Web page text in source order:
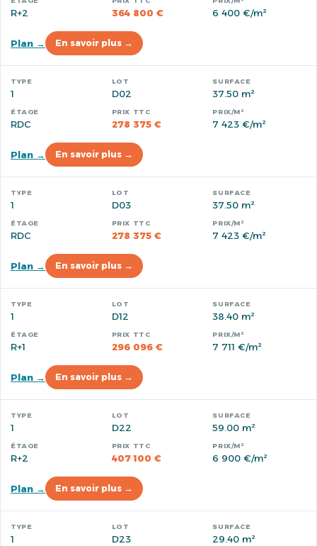
R+2 364 800 € 6 400 €/m²
Plan → En savoir plus →
1 D02 37.50 m²
RDC 278 375 € 7 423 €/m²
Plan → En savoir plus →
1 D03 37.50 m²
RDC 278 375 € 7 423 €/m²
Plan → En savoir plus →
1 D12 38.40 m²
R+1 296 096 € 7 711 €/m²
Plan → En savoir plus →
1 D22 59.00 m²
R+2 407 100 € 6 900 €/m²
Plan → En savoir plus →
1 D23 29.40 m²